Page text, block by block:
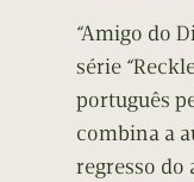
“Amigo do
série
português
combina a
regresso do